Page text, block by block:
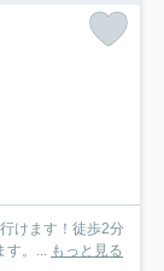
けます！徒歩2分
す。... もっと見る